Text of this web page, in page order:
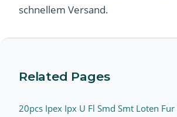
schnellem Versand.
Related Pages
20pcs Ipex Ipx U Fl Smd Smt Loten